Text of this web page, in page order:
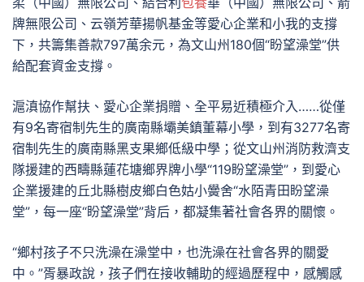
牌無限公司、云嶺芳華揚帆基金等愛心企業和小我的支撐
下，共籌集善款797萬余元，為文山州180個“盼望澡堂”供
給配套資金支撐。
滬滇協作幫扶、愛心企業捐贈、全平易近積極介入……從僅
有9名寄宿制先生的廣南縣壩美鎮董幕小學，到有3277名寄
宿制先生的廣南縣黑支果鄉低級中學；從文山州消防救濟支
隊援建的西疇縣蓮花塘鄉界牌小學“119盼望澡堂”，到愛心
企業援建的丘北縣樹皮鄉白色姑小黌舍“水陌青田盼望澡
堂”，每一座“盼望澡堂”背后，都凝集著社會各界的關懷。
“鄉村孩子不只洗澡在澡堂中，也洗澡在社會各界的關愛
中。”胥暴政說，孩子們在接收輔助的經過歷程中，感觸感